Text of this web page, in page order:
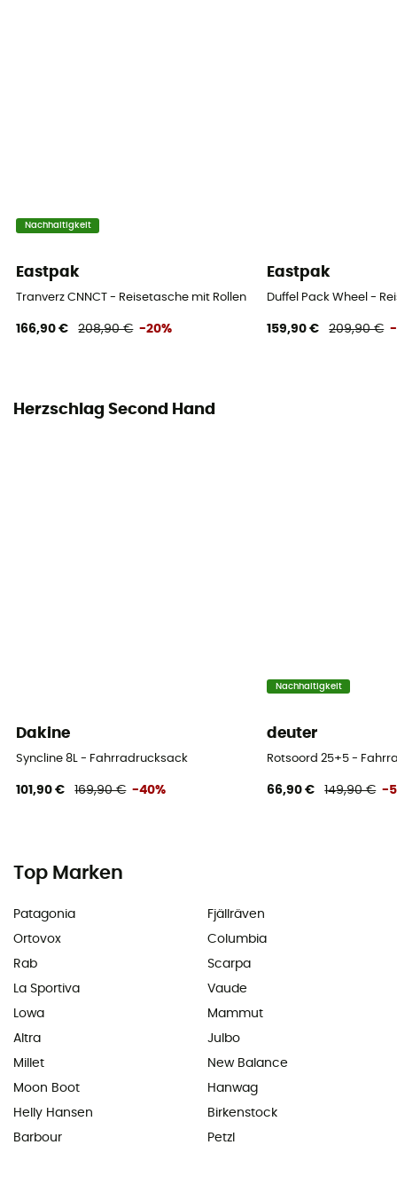
Nachhaltigkeit
Eastpak
Tranverz CNNCT - Reisetasche mit Rollen
166,90 € 208,90 € -20%
Eastpak
Duffel Pack Wheel -
159,90 € 209,90 € -
Herzschlag Second Hand
Dakine
Syncline 8L - Fahrradrucksack
101,90 € 169,90 € -40%
Nachhaltigkeit
deuter
Rotsoord 25+5 -
66,90 € 149,90 € -
Top Marken
Patagonia
Ortovox
Rab
La Sportiva
Lowa
Altra
Millet
Moon Boot
Helly Hansen
Barbour
Fjällräven
Columbia
Scarpa
Vaude
Mammut
Julbo
New Balance
Hanwag
Birkenstock
Petzl